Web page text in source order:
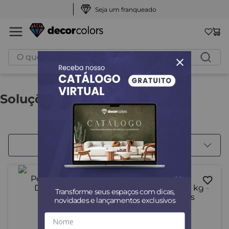
Seja um franqueado
O que você procura?
Soluções Decoração
Produtos Encontrados
Filtrar
Transforme seus espaços com dicas,
novidades e lançamentos exclusivos